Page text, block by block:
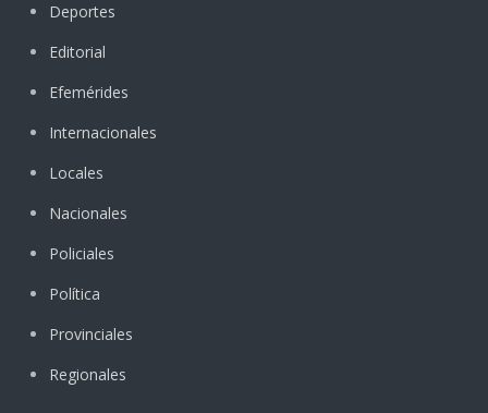
Deportes
Editorial
Efemérides
Internacionales
Locales
Nacionales
Policiales
Política
Provinciales
Regionales